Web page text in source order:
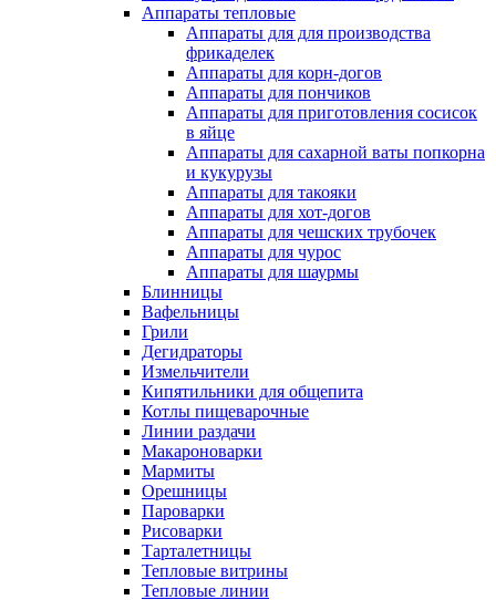
Аппараты тепловые
Аппараты для для производства
фрикаделек
Аппараты для корн-догов
Аппараты для пончиков
Аппараты для приготовления сосисок
в яйце
Аппараты для сахарной ваты попкорна
и кукурузы
Аппараты для такояки
Аппараты для хот-догов
Аппараты для чешских трубочек
Аппараты для чурос
Аппараты для шаурмы
Блинницы
Вафельницы
Грили
Дегидраторы
Измельчители
Кипятильники для общепита
Котлы пищеварочные
Линии раздачи
Макароноварки
Мармиты
Орешницы
Пароварки
Рисоварки
Тарталетницы
Тепловые витрины
Тепловые линии